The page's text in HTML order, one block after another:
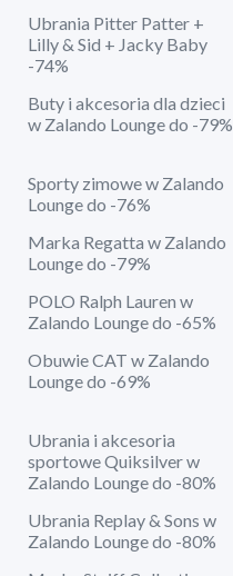
Ubrania Pitter Patter +
Lilly & Sid + Jacky Baby
-74%
Buty i akcesoria dla dzieci
w Zalando Lounge do -79%
Sporty zimowe w Zalando
Lounge do -76%
Marka Regatta w Zalando
Lounge do -79%
POLO Ralph Lauren w
Zalando Lounge do -65%
Obuwie CAT w Zalando
Lounge do -69%
Ubrania i akcesoria
sportowe Quiksilver w
Zalando Lounge do -80%
Ubrania Replay & Sons w
Zalando Lounge do -80%